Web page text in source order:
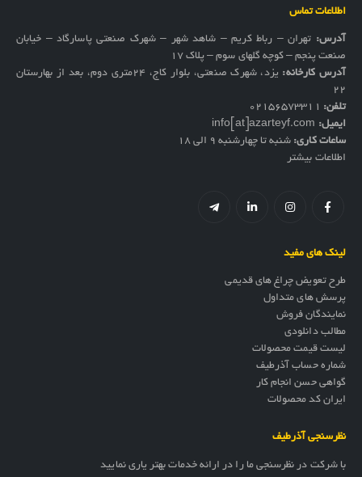
اطلاعات تماس
آدرس: تهران – رباط کریم – شاهد شهر – شهرک صنعتی پاسارگاد – خیابان
صنعت پنجم – کوچه گلهای سوم – پلاک 17
آدرس کارخانه:
یزد، شهرک صنعتی، بلوار کاج، ۲۴متری دوم، بعد از بهارستان
۲۲
تلفن: 02156573311
ایمیل: info[at]azarteyf.com
ساعات کاری: شنبه تا چهارشنبه 9 الی 18
اطلاعات بیشتر
لینک های مفید
طرح تعویض چراغ های قدیمی
پرسش های متداول
نمایندگان فروش
مطالب دانلودی
لیست قیمت محصولات
شماره حساب آذرطیف
گواهی حسن انجام کار
ایران کد محصولات
نظرسنجی آذرطیف
با شرکت در نظرسنجی ما را در ارائه خدمات بهتر یاری نمایید